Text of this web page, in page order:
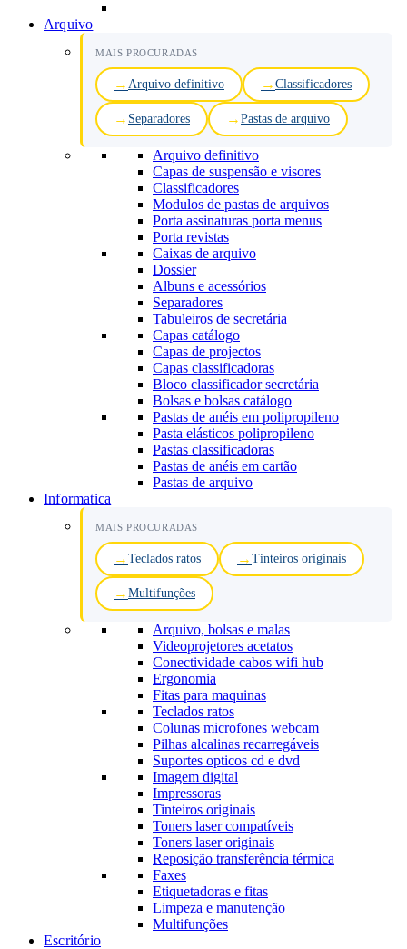
Arquivo
MAIS PROCURADAS
Arquivo definitivo Classificadores
Separadores Pastas de arquivo
Arquivo definitivo
Capas de suspensão e visores
Classificadores
Modulos de pastas de arquivos
Porta assinaturas porta menus
Porta revistas
Caixas de arquivo
Dossier
Albuns e acessórios
Separadores
Tabuleiros de secretária
Capas catálogo
Capas de projectos
Capas classificadoras
Bloco classificador secretária
Bolsas e bolsas catálogo
Pastas de anéis em polipropileno
Pasta elásticos polipropileno
Pastas classificadoras
Pastas de anéis em cartão
Pastas de arquivo
Informatica
MAIS PROCURADAS
Teclados ratos Tinteiros originais
Multifunções
Arquivo, bolsas e malas
Videoprojetores acetatos
Conectividade cabos wifi hub
Ergonomia
Fitas para maquinas
Teclados ratos
Colunas microfones webcam
Pilhas alcalinas recarregáveis
Suportes opticos cd e dvd
Imagem digital
Impressoras
Tinteiros originais
Toners laser compatíveis
Toners laser originais
Reposição transferência térmica
Faxes
Etiquetadoras e fitas
Limpeza e manutenção
Multifunções
Escritório